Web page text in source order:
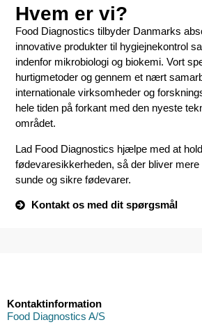
Hvem er vi?
Food Diagnostics tilbyder Danmarks
innovative produkter til hygiejnekontrol
indenfor mikrobiologi og biokemi. Vort
hurtigmetoder og gennem et nært
internationale virksomheder og
hele tiden på forkant med den nyeste
området.
Lad Food Diagnostics hjælpe med at
fødevaresikkerheden, så der bliver mere
sunde og sikre fødevarer.
Kontakt os med dit spørgsmål
Kontaktinformation
Food Diagnostics A/S